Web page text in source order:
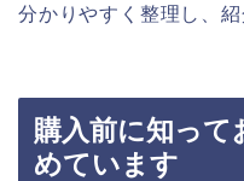
分かりやすく整理し、紹
購入前に知って
めています